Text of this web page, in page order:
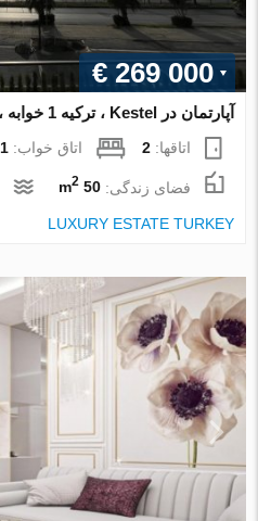
€ 269 000
آپارتمان در Kestel ، ترکیه 1 خوابه ، 50 متر مربع. شماره 217641
اتاقها:2 اتاق خواب:1
فضای زندگی:50 m
2
LUXURY ESTATE TURKEY